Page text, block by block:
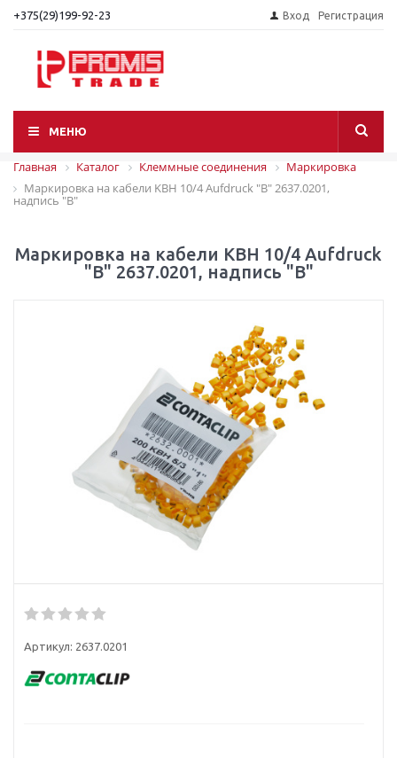
+375(29)199-92-23 Вход Регистрация
МЕНЮ
Главная Каталог Клеммные соединения
Маркировка
Маркировка на кабели KBH 10/4 Aufdruck "B" 2637.0201,
надпись "B"
Маркировка на кабели KBH 10/4 Aufdruck
"B" 2637.0201, надпись "B"
Артикул: 2637.0201